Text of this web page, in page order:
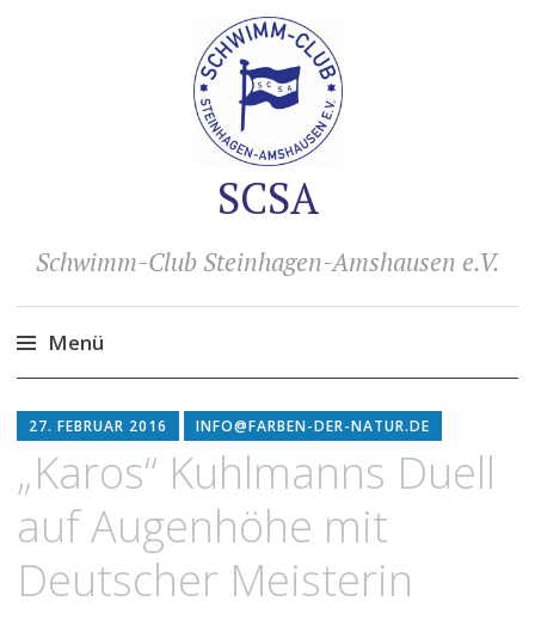
SCSA
Schwimm-Club Steinhagen-Amshausen e.V.
Menü
Inhalt
springen
27. FEBRUAR 2016 INFO@FARBEN-DER-NATUR.DE
„Karos“ Kuhlmanns Duell
auf Augenhöhe mit
Deutscher Meisterin